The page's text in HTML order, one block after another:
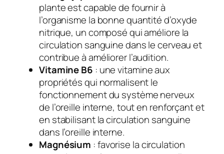
plante est capable de fournir à
l’organisme la bonne quantité d’oxyde
nitrique, un composé qui améliore la
circulation sanguine dans le cerveau et
contribue à améliorer l’audition.
Vitamine B6 : une vitamine aux
propriétés qui normalisent le
fonctionnement du système nerveux
de l’oreille interne, tout en renforçant et
en stabilisant la circulation sanguine
dans l’oreille interne.
Magnésium : favorise la circulation